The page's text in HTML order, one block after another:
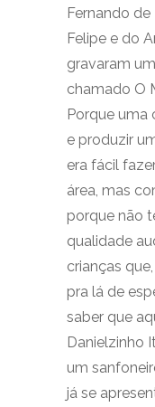
Fernando
Felipe e do
gravaram
chamado O
Porque uma
e produzir
era fácil
área, mas
porque não
qualidade
crianças
pra lá de
saber que
Danielzinho
um
já se